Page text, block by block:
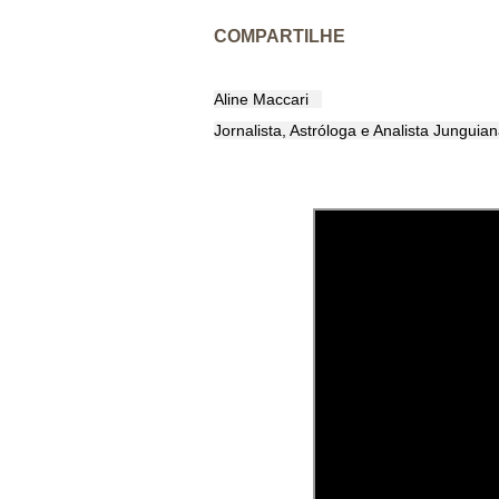
COMPARTILHE
Aline Maccari
Jornalista, Astróloga e Analista